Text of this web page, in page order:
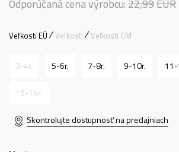
Odporúčaná cena výrobcu:22,99EUR
Veľkosti EÚ Veľkosti Veľkosti CM
3-4r. 5-6r. 7-8r. 9-10r.
15-16r.
Skontrolujte dostupnosť na predajniach